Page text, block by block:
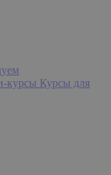
курсы Курсы для